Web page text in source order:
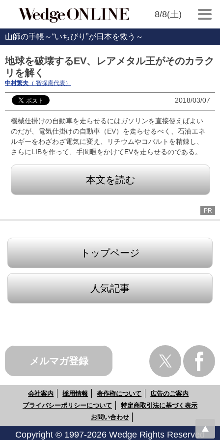
8/8(土)
山師の手帳～“いちびり”が日本を救う～
地球を破壊するEV、レアメタル王がそのカラク
リを解く
中村繁夫 （ 智探庵代表）
2018/03/07
機械仕掛けの自動車を走らせるにはガソリンを直接使えばよい
のだが、電気仕掛けの自動車（EV）を走らせるべく、石油エネ
ルギーをわざわざ電気に変え、リチウムやコバルトを精錬し、
さらにLIBを作って、手間暇をかけてEVを走らせるのである。
本文を読む
PR
トップページ
人気記事
メルマガ登録
会社案内 採用情報 著作権について
広告のご案内
プライバシーポリシーについて
特定商取引法に基づく表示
お問い合わせ
Copyright © 1997-2026 Wedge Rights Reserved